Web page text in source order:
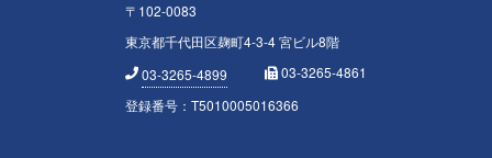
〒102-0083
東京都千代田区麹町4-3-4 宮ビル8階
03-3265-4899
03-3265-4861
登録番号：T5010005016366